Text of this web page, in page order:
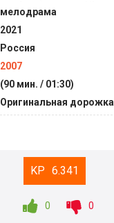
мелодрама
2021
Россия
2007
(90 мин. / 01:30)
Оригинальная дорожка
6.341
0 0